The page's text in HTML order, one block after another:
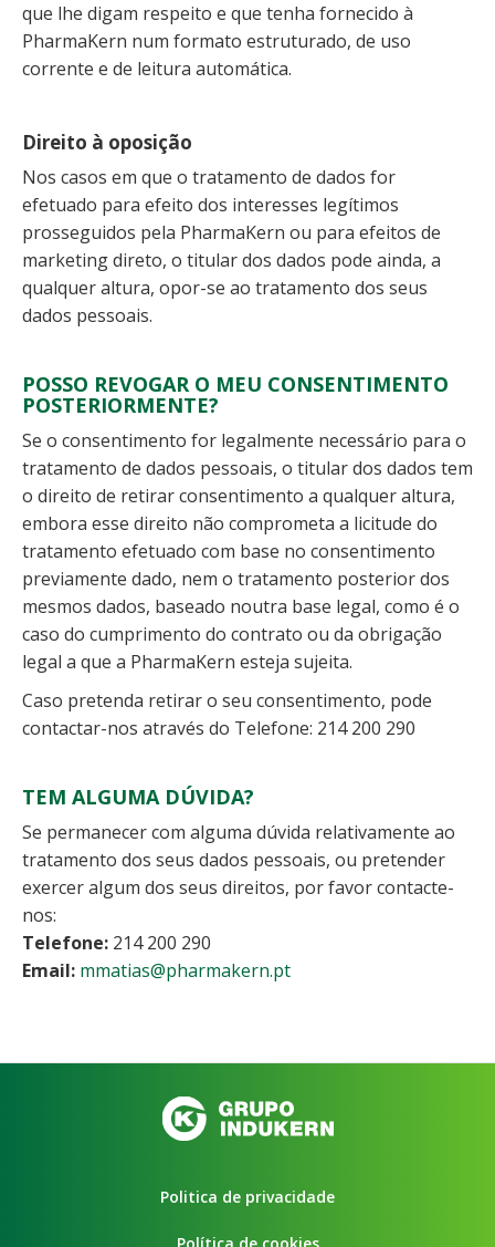
que lhe digam respeito e que tenha fornecido à
PharmaKern num formato estruturado, de uso
corrente e de leitura automática.
Direito à oposição
Nos casos em que o tratamento de dados for
efetuado para efeito dos interesses legítimos
prosseguidos pela PharmaKern ou para efeitos de
marketing direto, o titular dos dados pode ainda, a
qualquer altura, opor-se ao tratamento dos seus
dados pessoais.
POSSO REVOGAR O MEU CONSENTIMENTO
POSTERIORMENTE?
Se o consentimento for legalmente necessário para o
tratamento de dados pessoais, o titular dos dados tem
o direito de retirar consentimento a qualquer altura,
embora esse direito não comprometa a licitude do
tratamento efetuado com base no consentimento
previamente dado, nem o tratamento posterior dos
mesmos dados, baseado noutra base legal, como é o
caso do cumprimento do contrato ou da obrigação
legal a que a PharmaKern esteja sujeita.
Caso pretenda retirar o seu consentimento, pode
contactar-nos através do Telefone: 214 200 290
TEM ALGUMA DÚVIDA?
Se permanecer com alguma dúvida relativamente ao
tratamento dos seus dados pessoais, ou pretender
exercer algum dos seus direitos, por favor contacte-
nos:
Telefone: 214 200 290
Email: mmatias@pharmakern.pt
Politica de privacidade